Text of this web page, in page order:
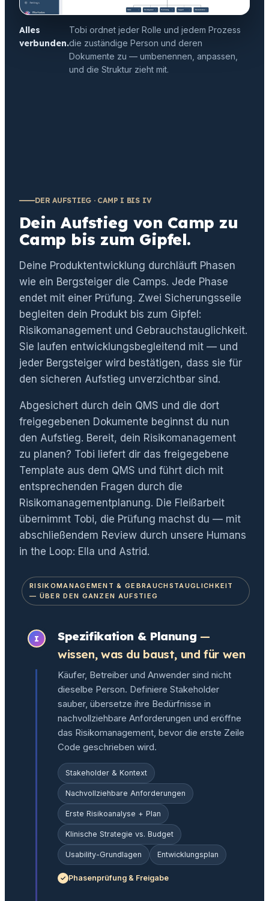
Alles
verbunden.
Tobi ordnet jeder Rolle und jedem Prozess
die zuständige Person und deren
Dokumente zu — umbenennen, anpassen,
und die Struktur zieht mit.
DER AUFSTIEG · CAMP I BIS IV
Dein Aufstieg von Camp zu
Camp bis zum Gipfel.
Deine Produktentwicklung durchläuft Phasen
wie ein Bergsteiger die Camps. Jede Phase
endet mit einer Prüfung. Zwei Sicherungsseile
begleiten dein Produkt bis zum Gipfel:
Risikomanagement und Gebrauchstauglichkeit.
Sie laufen entwicklungsbegleitend mit — und
jeder Bergsteiger wird bestätigen, dass sie für
den sicheren Aufstieg unverzichtbar sind.
Abgesichert durch dein QMS und die dort
freigegebenen Dokumente beginnst du nun
den Aufstieg. Bereit, dein Risikomanagement
zu planen? Tobi liefert dir das freigegebene
Template aus dem QMS und führt dich mit
entsprechenden Fragen durch die
Risikomanagementplanung. Die Fleißarbeit
übernimmt Tobi, die Prüfung machst du — mit
abschließendem Review durch unsere Humans
in the Loop: Ella und Astrid.
RISIKOMANAGEMENT & GEBRAUCHSTAUGLICHKEIT
— ÜBER DEN GANZEN AUFSTIEG
I Spezifikation & Planung —
wissen, was du baust, und für wen
Käufer, Betreiber und Anwender sind nicht
dieselbe Person. Definiere Stakeholder
sauber, übersetze ihre Bedürfnisse in
nachvollziehbare Anforderungen und eröffne
das Risikomanagement, bevor die erste Zeile
Code geschrieben wird.
Stakeholder & Kontext
Nachvollziehbare Anforderungen
Erste Risikoanalyse + Plan
Klinische Strategie vs. Budget
Usability-Grundlagen Entwicklungsplan
Phasenprüfung & Freigabe